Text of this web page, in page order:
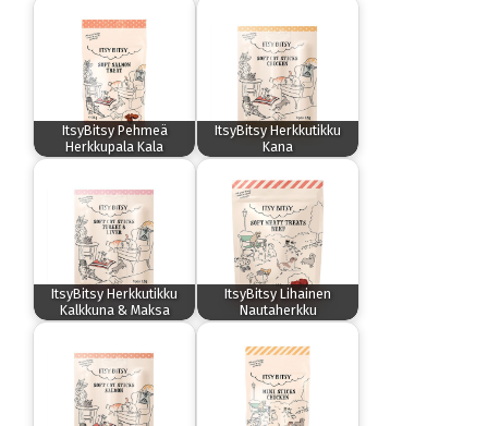
ItsyBitsy Pehmeä
Herkkupala Kala
ItsyBitsy Herkkutikku
Kana
ItsyBitsy Herkkutikku
Kalkkuna & Maksa
ItsyBitsy Lihainen
Nautaherkku